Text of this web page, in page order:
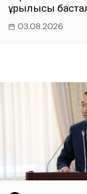
құрылысы
03.08.2026